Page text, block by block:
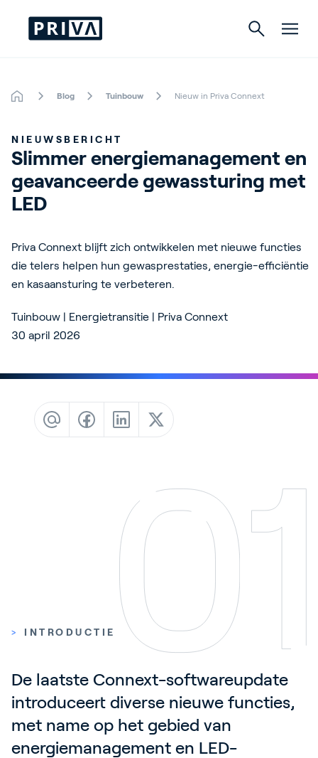
Tuinbouw
Gebouwen
Indoor Growing
Over Priva
Customer Stories
Events
Service and Support
Nederlands
Blog Tuinbouw Nieuw in Priva Connext
NIEUWSBERICHT
Slimmer energiemanagement en
geavanceerde gewassturing met
LED
Priva Connext blijft zich ontwikkelen met nieuwe functies
die telers helpen hun gewasprestaties, energie-efficiëntie
en kasaansturing te verbeteren.
Tuinbouw | Energietransitie | Priva Connext
30 april 2026
> INTRODUCTIE
De laatste Connext-softwareupdate
introduceert diverse nieuwe functies,
met name op het gebied van
energiemanagement en LED-